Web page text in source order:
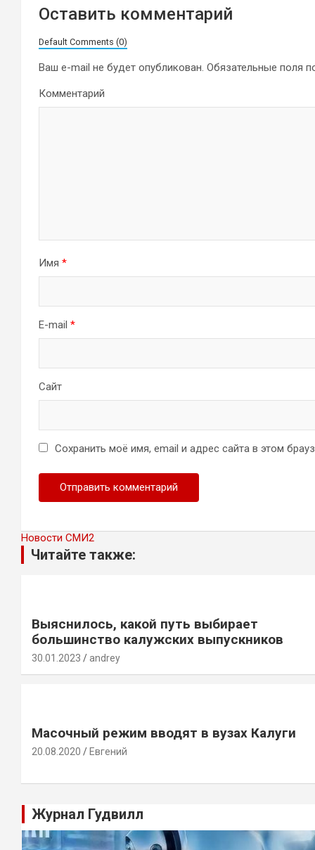
Оставить комментарий
Default Comments (0)
Ваш e-mail не будет опубликован. Обязательные поля
Комментарий
Имя *
E-mail *
Сайт
Сохранить моё имя, email и адрес сайта в этом
Новости СМИ2
Читайте также:
Выяснилось, какой путь выбирает
большинство калужских выпускников
30.01.2023 andrey
Масочный режим вводят в вузах Калуги
20.08.2020 Евгений
Журнал Гудвилл